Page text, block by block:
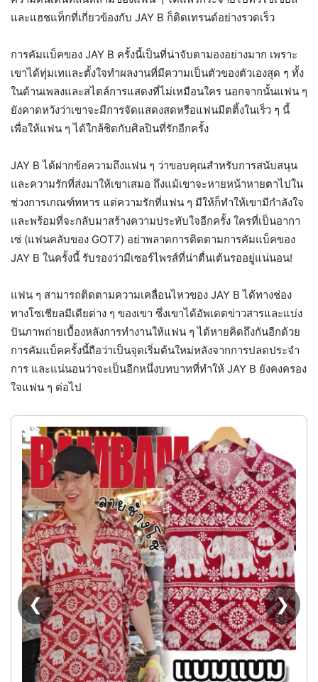
และแฮชแท็กที่เกี่ยวข้องกับ JAY B ก็ติดเทรนด์อย่างรวดเร็ว
การคัมแบ็คของ JAY B ครั้งนี้เป็นที่น่าจับตามองอย่างมาก เพราะ
เขาได้ทุ่มเทและตั้งใจทำผลงานที่มีความเป็นตัวของตัวเองสุด ๆ ทั้ง
ในด้านเพลงและสไตล์การแสดงที่ไม่เหมือนใคร นอกจากนั้นแฟน ๆ
ยังคาดหวังว่าเขาจะมีการจัดแสดงสดหรือแฟนมีตติ้งในเร็ว ๆ นี้
เพื่อให้แฟน ๆ ได้ใกล้ชิดกับศิลปินที่รักอีกครั้ง
JAY B ได้ฝากข้อความถึงแฟน ๆ ว่าขอบคุณสำหรับการสนับสนุน
และความรักที่ส่งมาให้เขาเสมอ ถึงแม้เขาจะหายหน้าหายตาไปใน
ช่วงการเกณฑ์ทหาร แต่ความรักที่แฟน ๆ มีให้ก็ทำให้เขามีกำลังใจ
และพร้อมที่จะกลับมาสร้างความประทับใจอีกครั้ง ใครที่เป็นอากา
เซ่ (แฟนคลับของ GOT7) อย่าพลาดการติดตามการคัมแบ็คของ
JAY B ในครั้งนี้ รับรองว่ามีเซอร์ไพรส์ที่น่าตื่นเต้นรออยู่แน่นอน!
แฟน ๆ สามารถติดตามความเคลื่อนไหวของ JAY B ได้ทางช่อง
ทางโซเชียลมีเดียต่าง ๆ ของเขา ซึ่งเขาได้อัพเดตข่าวสารและแบ่ง
ปันภาพถ่ายเบื้องหลังการทำงานให้แฟน ๆ ได้หายคิดถึงกันอีกด้วย
การคัมแบ็คครั้งนี้ถือว่าเป็นจุดเริ่มต้นใหม่หลังจากการปลดประจำ
การ และแน่นอนว่าจะเป็นอีกหนึ่งบทบาทที่ทำให้ JAY B ยังคงครอง
ใจแฟน ๆ ต่อไป
❮ ❯